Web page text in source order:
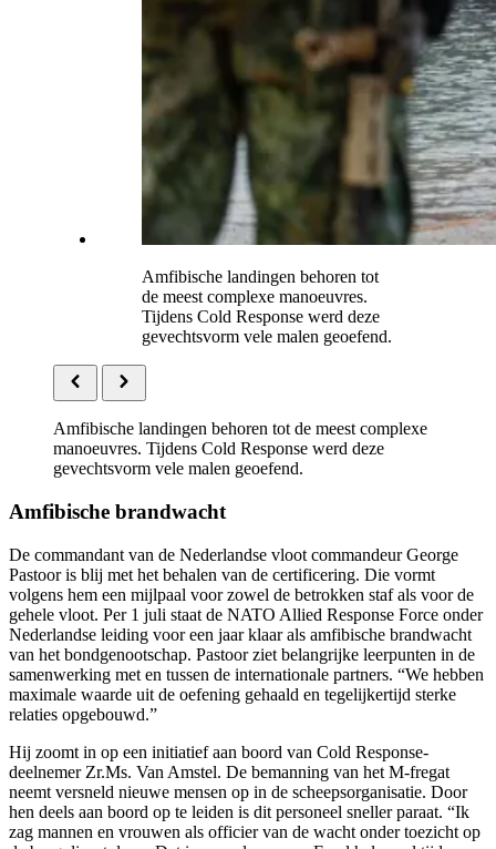
Amfibische landingen behoren tot
de meest complexe manoeuvres.
Tijdens Cold Response werd deze
gevechtsvorm vele malen geoefend.
Amfibische landingen behoren tot de meest complexe
manoeuvres. Tijdens Cold Response werd deze
gevechtsvorm vele malen geoefend.
Amfibische brandwacht
De commandant van de Nederlandse vloot commandeur George
Pastoor is blij met het behalen van de certificering. Die vormt
volgens hem een mijlpaal voor zowel de betrokken staf als voor de
gehele vloot. Per 1 juli staat de NATO Allied Response Force onder
Nederlandse leiding voor een jaar klaar als amfibische brandwacht
van het bondgenootschap. Pastoor ziet belangrijke leerpunten in de
samenwerking met en tussen de internationale partners. “We hebben
maximale waarde uit de oefening gehaald en tegelijkertijd sterke
relaties opgebouwd.”
Hij zoomt in op een initiatief aan boord van Cold Response-
deelnemer Zr.Ms. Van Amstel. De bemanning van het M-fregat
neemt versneld nieuwe mensen op in de scheepsorganisatie. Door
hen deels aan boord op te leiden is dit personeel sneller paraat. “Ik
zag mannen en vrouwen als officier van de wacht onder toezicht op